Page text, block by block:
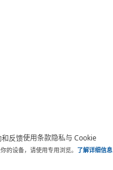
反馈使用条款隐私与 Cookie
的设备，请使用专用浏览。 了解详细信息